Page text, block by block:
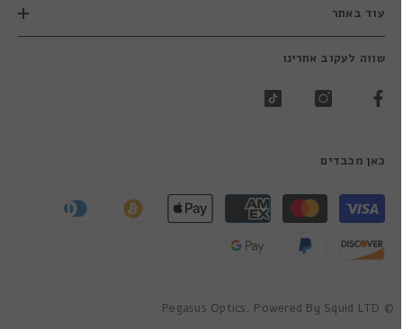
עוד באתר
שווה לעקוב אחרינו
כאן מכבדים
שיטות
תשלום
© Pegasus Optics. Powered By Squid LTD